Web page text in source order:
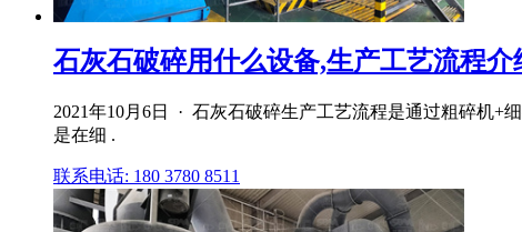
石灰石破碎用什么设备,生产工艺流程介
2021年10月6日 · 石灰石破碎生产工艺流程是通过粗碎机+
是在细 .
联系电话: 180 3780 8511